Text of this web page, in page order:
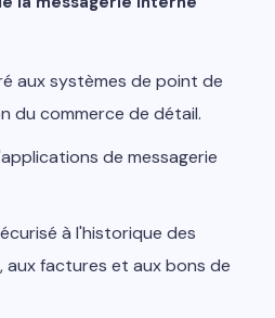
aux systèmes de point de
du commerce de détail.
de messagerie
à l'historique des
aux factures et aux bons de